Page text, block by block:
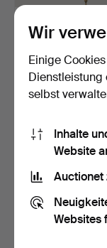
Barock-
Skultuna, zweite
10 Gebote
158 USD
Wir
Einige
Dienstleistung
selbst
Inhalte
Website
Auctionet
Websites